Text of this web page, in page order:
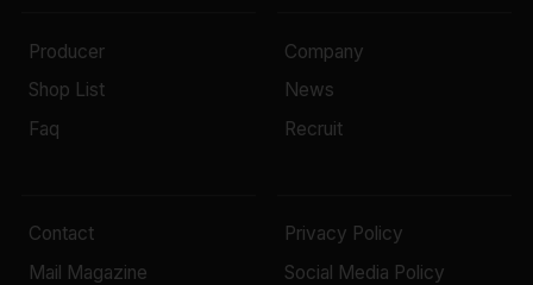
Producer
Shop List
Faq
Company
News
Recruit
Contact
Mail Magazine
Privacy Policy
Social Media Policy